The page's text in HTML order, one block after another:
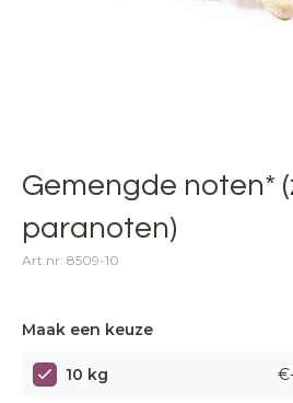
Gemengde noten*
paranoten)
Art.nr: 8509-10
Maak een keuze
10 kg